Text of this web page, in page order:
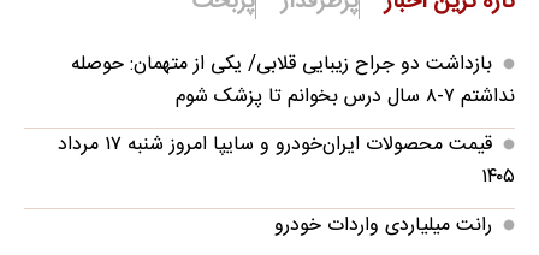
بازداشت دو جراح زیبایی قلابی/ یکی از متهمان: حوصله
نداشتم ۷-۸ سال درس بخوانم تا پزشک شوم
قیمت محصولات ایران‌خودرو و سایپا امروز شنبه ۱۷ مرداد
۱۴۰۵
رانت میلیاردی واردات خودرو